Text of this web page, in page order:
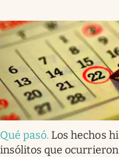
Qué pasó. Los hechos
insólitos que